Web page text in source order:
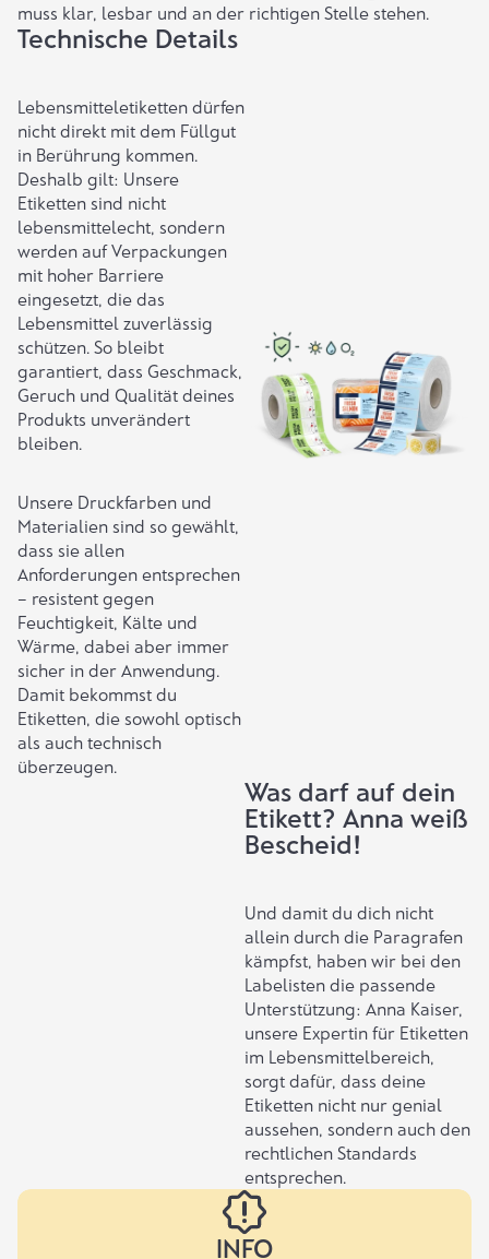
muss klar, lesbar und an der richtigen Stelle stehen.
Technische Details
Lebensmitteletiketten dürfen
nicht direkt mit dem Füllgut
in Berührung kommen.
Deshalb gilt: Unsere
Etiketten sind nicht
lebensmittelecht, sondern
werden aufVerpackungen
mit hoher Barriere
eingesetzt, die das
Lebensmittel zuverlässig
schützen. So bleibt
garantiert, dass Geschmack,
Geruch und Qualität deines
Produkts unverändert
bleiben.
Unsere Druckfarben und
Materialien sind so gewählt,
dass sie allen
Anforderungen entsprechen
– resistent gegen
Feuchtigkeit, Kälte und
Wärme, dabei aber immer
sicher in der Anwendung.
Damit bekommst du
Etiketten, die sowohl optisch
als auch technisch
überzeugen.
Was darf auf dein
Etikett? Anna weiß
Bescheid!
Und damit du dich nicht
allein durch die Paragrafen
kämpfst, haben wir bei den
Labelisten die passende
Unterstützung: Anna Kaiser,
unsere Expertin für Etiketten
im Lebensmittelbereich,
sorgt dafür, dass deine
Etiketten nicht nur genial
aussehen, sondern auch den
rechtlichen Standards
entsprechen.
INFO